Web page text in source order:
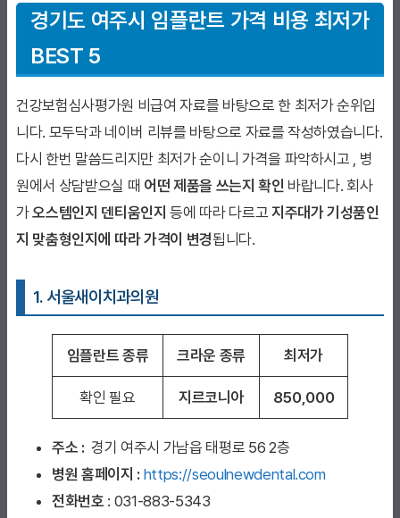
경기도 여주시 임플란트 가격 비용 최저가
BEST 5
건강보험심사평가원 비급여 자료를 바탕으로 한 최저가 순위입
니다. 모두닥과 네이버 리뷰를 바탕으로 자료를 작성하였습니다.
다시 한번 말씀드리지만 최저가 순이니 가격을 파악하시고 , 병
원에서 상담받으실 때 어떤 제품을 쓰는지 확인 바랍니다. 회사
가오스템인지 덴티움인지등에 따라 다르고 지주대가 기성품인
지 맞춤형인지에 따라 가격이 변경됩니다.
1. 서울새이치과의 원
임플란트 종류 크라운 종류 최저가
확인 필요 지르코니아 850,000
주소 : 경기 여주시 가남읍 태평로 56 2층
병원 홈페이지 : https://seoulnewdental.com
전화번호 : 031-883-5343